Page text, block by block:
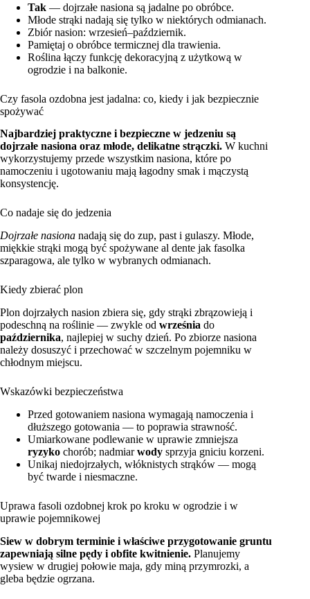
Tak — dojrzałe nasiona są jadalne po obróbce.
Młode strąki nadają się tylko w niektórych odmianach.
Zbiór nasion: wrzesień–październik.
Pamiętaj o obróbce termicznej dla trawienia.
Roślina łączy funkcję dekoracyjną z użytkową w
ogrodzie i na balkonie.
Czy fasola ozdobna jest jadalna: co, kiedy i jak bezpiecznie
spożywać
Najbardziej praktyczne i bezpieczne w jedzeniu są
dojrzałe nasiona oraz młode, delikatne strączki. W kuchni
wykorzystujemy przede wszystkim nasiona, które po
namoczeniu i ugotowaniu mają łagodny smak i mączystą
konsystencję.
Co nadaje się do jedzenia
Dojrzałe nasiona nadają się do zup, past i gulaszy. Młode,
miękkie strąki mogą być spożywane al dente jak fasolka
szparagowa, ale tylko w wybranych odmianach.
Kiedy zbierać plon
Plon dojrzałych nasion zbiera się, gdy strąki zbrązowieją i
podeschną na roślinie — zwykle od września do
października, najlepiej w suchy dzień. Po zbiorze nasiona
należy dosuszyć i przechować w szczelnym pojemniku w
chłodnym miejscu.
Wskazówki bezpieczeństwa
Przed gotowaniem nasiona wymagają namoczenia i
dłuższego gotowania — to poprawia strawność.
Umiarkowane podlewanie w uprawie zmniejsza
ryzyko chorób; nadmiarwody sprzyja gniciu korzeni.
Unikaj niedojrzałych, włóknistych strąków — mogą
być twarde i niesmaczne.
Uprawa fasoli ozdobnej krok po kroku w ogrodzie i w
uprawie pojemnikowej
Siew w dobrym terminie i właściwe przygotowanie gruntu
zapewniają silne pędy i obfite kwitnienie. Planujemy
wysiew w drugiej połowie maja, gdy miną przymrozki, a
gleba będzie ogrzana.